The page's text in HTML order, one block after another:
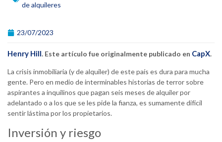
de alquileres
23/07/2023
Henry Hill. Este artículo fue originalmente publicado en CapX.
La crisis inmobiliaria (y de alquiler) de este país es dura para mucha
gente. Pero en medio de interminables historias de terror sobre
aspirantes a inquilinos que pagan seis meses de alquiler por
adelantado o a los que se les pide la fianza, es sumamente difícil
sentir lástima por los propietarios.
Inversión y riesgo